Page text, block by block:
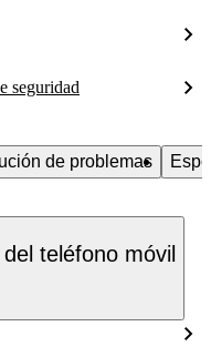
seguridad
de problemas
teléfono móvil